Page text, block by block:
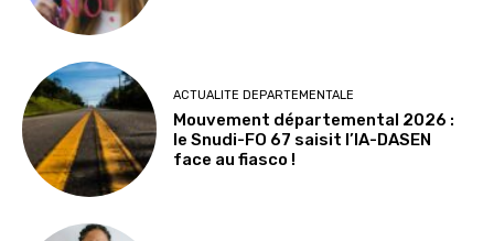
ACTUALITE DEPARTEMENTALE
Mouvement départemental 2026 :
le Snudi-FO 67 saisit l’IA-DASEN
face au fiasco !